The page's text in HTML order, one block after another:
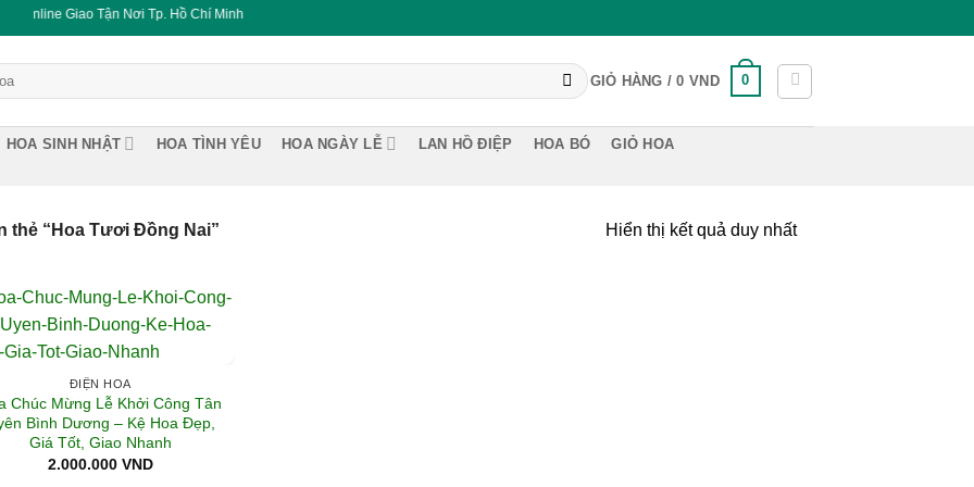
Giao Tận Nơi Tp. Hồ Chí Minh
GIỎ HÀNG /0 VND 0
HOA SINH NHẬT HOA TÌNH YÊU HOA NGÀY LỄ LAN HỒ ĐIỆP HOA BÓ
GIỎ HOA
thẻ “Hoa Tươi Đồng Nai” Hiển thị kết quả duy nhất
ĐIỆN HOA
Chúc Mừng Lễ Khởi Công Tân
Bình Dương – Kệ Hoa Đẹp,
Giá Tốt, Giao Nhanh
2.000.000 VND